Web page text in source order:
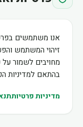
אנו משתמשים
זיהוי המשתמש
מחויבים לשמור
בהתאם למדיניות
מדיניות פרטיות